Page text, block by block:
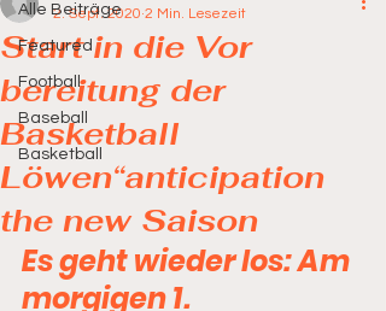
Alle Beiträge
Featured
Football
Baseball
Basketball
Start in die Vor
bereitung der
Basketball
Löwen“anticipation
the new Saison
2. Sept. 2020 2 Min. Lesezeit
Es geht wieder los: Am
morgigen 1.